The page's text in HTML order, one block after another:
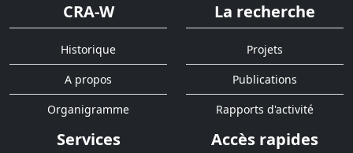
CRA-W
Historique
A propos
Organigramme
La recherche
Projets
Publications
Rapports d'activité
Services Accès rapides